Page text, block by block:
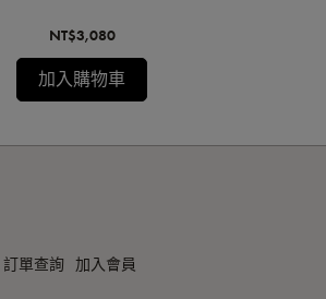
NT$3,080
加入購物車
訂單查詢 加入會員